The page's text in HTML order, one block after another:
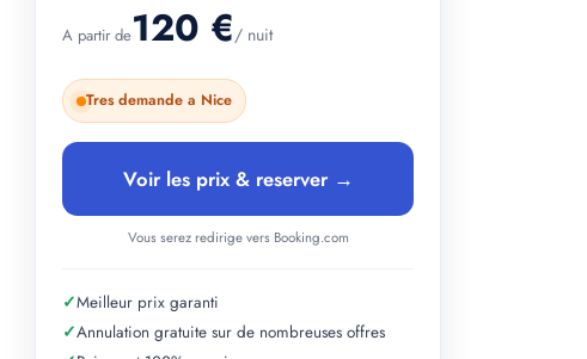
A partir de120 €/ nuit
Tres demande a Nice
Voir les prix & reserver →
Vous serez redirige vers Booking.com
✓Meilleur prix garanti
✓Annulation gratuite sur de nombreuses offres